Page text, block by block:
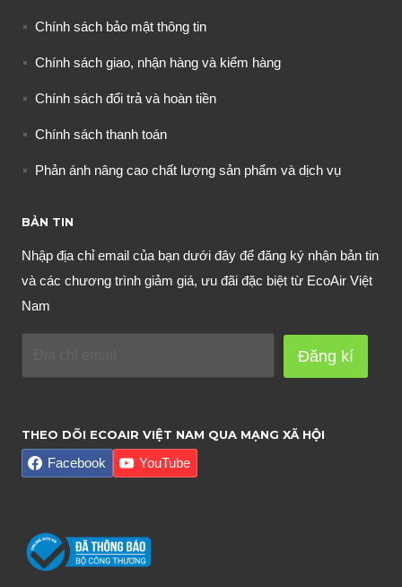
Chính sách bảo mật thông tin
Chính sách giao, nhận hàng và kiểm hàng
Chính sách đổi trả và hoàn tiền
Chính sách thanh toán
Phản ánh nâng cao chất lượng sản phẩm và dịch vụ
BẢN TIN
Nhập địa chỉ email của bạn dưới đây để đăng ký nhận bản tin
và các chương trình giảm giá, ưu đãi đặc biệt từ EcoAir Việt
Nam
Đăng kí
THEO DÕI ECOAIR VIỆT NAM QUA MẠNG XÃ HỘI
Facebook YouTube